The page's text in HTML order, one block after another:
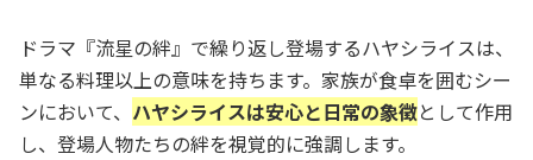
ドラマ『流星の絆』で繰り返し登場するハヤシライスは、
単なる料理以上の意味を持ちます。家族が食卓を囲むシー
ンにおいて、 ハヤシライスは安心と日常の象徴として作用
し、登場人物たちの絆を視覚的に強調します。